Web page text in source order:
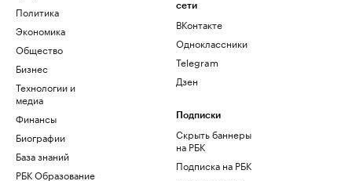
Политика
Экономика
Общество
Бизнес
Технологии и
медиа
Финансы
Биографии
База знаний
РБК Образование
сети
ВКонтакте
Одноклассники
Telegram
Дзен
Подписки
Скрыть баннеры
на РБК
Подписка на РБК